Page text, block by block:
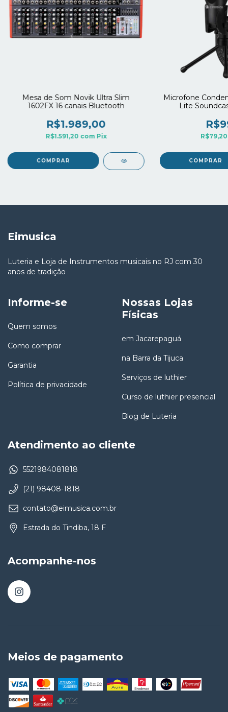
Mesa de Som Novik Ultra Slim
1602FX 16 canais Bluetooth
R$1.989,00
R$1.591,20 com Pix
Microfone
Lite
Eimusica
Luteria e Loja de Instrumentos musicais no RJ com 30
anos de tradição
Informe-se
Quem somos
Como comprar
Garantia
Política de privacidade
Nossas Lojas
Físicas
em Jacarepaguá
na Barra da Tijuca
Serviços de luthier
Curso de luthier presencial
Blog de Luteria
Atendimento ao cliente
5521984081818
(21) 98408-1818
contato@eimusica.com.br
Estrada do Tindiba, 18 F
Acompanhe-nos
Meios de pagamento